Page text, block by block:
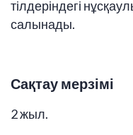
тілдеріндегі
салынады.
Сақтау мерзімі
2 жыл.